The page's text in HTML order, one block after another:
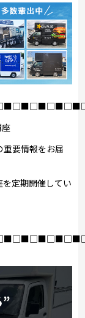
要情報をお届
定期開催してい